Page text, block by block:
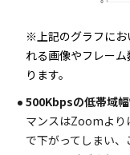
※上記のグラフにお
れる画像やフレー
ります。
500Kbpsの低帯域
マンスはZoomよ
で下がってしまい